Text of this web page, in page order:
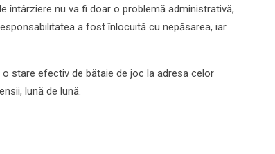
întârziere nu va fi doar o problemă administrativă,
a fost înlocuită cu nepăsarea, iar
stare efectiv de bătaie de joc la adresa celor
lună de lună.